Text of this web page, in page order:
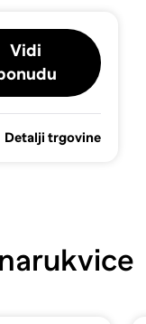
Vidi
Detalji trgovine